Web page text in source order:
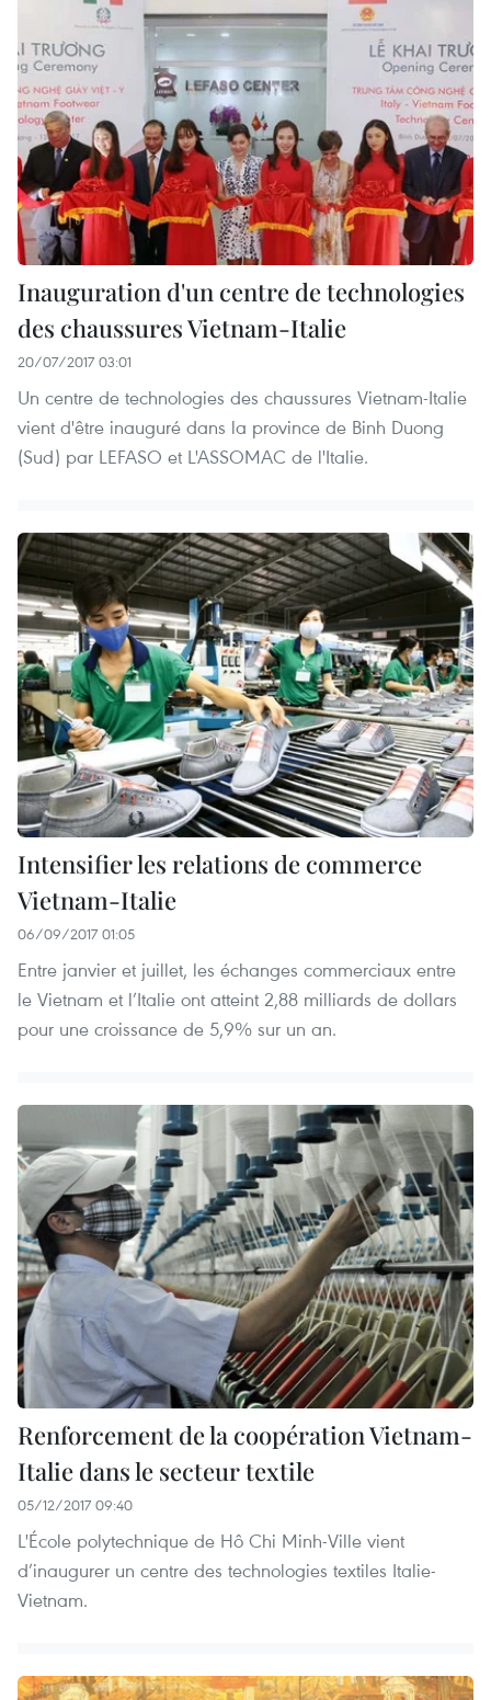
Inauguration d'un centre de technologies
des chaussures Vietnam-Italie
20/07/2017 03:01
Un centre de technologies des chaussures Vietnam-Italie
vient d'être inauguré dans la province de Binh Duong
(Sud) par LEFASO et L'ASSOMAC de l'Italie.
Intensifier les relations de commerce
Vietnam-Italie
06/09/2017 01:05
Entre janvier et juillet, les échanges commerciaux entre
le Vietnam et l’Italie ont atteint 2,88 milliards de dollars
pour une croissance de 5,9% sur un an.
Renforcement de la coopération Vietnam-
Italie dans le secteur textile
05/12/2017 09:40
L'École polytechnique de Hô Chi Minh-Ville vient
d’inaugurer un centre des technologies textiles Italie-
Vietnam.